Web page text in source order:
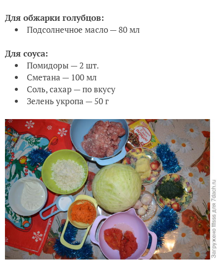
Для обжарки голубцов:
Подсолнечное масло — 80 мл
Для соуса:
Помидоры — 2 шт.
Сметана — 100 мл
Соль, сахар — по вкусу
Зелень укропа — 50 г